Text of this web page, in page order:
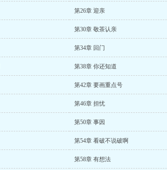
第26章 迎亲
第30章 敬茶认亲
第34章 回门
第38章 你还知道
第42章 要画重点号
第46章 担忧
第50章 事因
第54章 看破不说破啊
第58章 有想法